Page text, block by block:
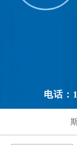
电话：